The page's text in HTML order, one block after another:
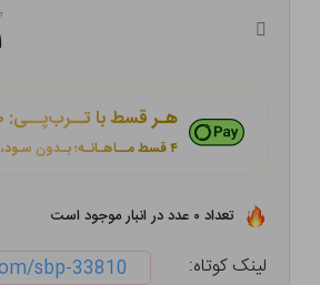
هـر قسط با تــرب‌پــی:
۴ قسط مــاهـانـه؛ بـدون سـود، چـک و ضـامـن
تعداد ۰ عدد در انبار موجود است
لینک کوتاه: sbp-33810